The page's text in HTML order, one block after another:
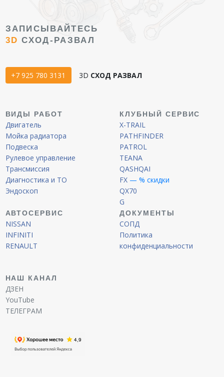
ЗАПИСЫВАЙТЕСЬ
3D СХОД-РАЗВАЛ
+7 925 780 3131 3D СХОД РАЗВАЛ
ВИДЫ РАБОТ
Двигатель
Мойка радиатора
Подвеска
Рулевое управление
Трансмиссия
Диагностика и ТО
Эндоскоп
КЛУБНЫЙ СЕРВИС
X-TRAIL
PATHFINDER
PATROL
TEANA
QASHQAI
FX — % скидки
QX70
G
АВТОСЕРВИС
NISSAN
INFINITI
RENAULT
ДОКУМЕНТЫ
СОПД
Политика
конфиденциальности
НАШ КАНАЛ
ДЗЕН
YouTube
ТЕЛЕГРАМ